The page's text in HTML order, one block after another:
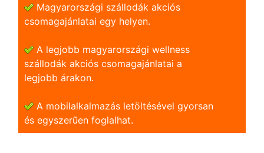
Magyarországi szállodák akciós
csomagajánlatai egy helyen.
A legjobb magyarországi wellness
szállodák akciós csomagajánlatai a
legjobb árakon.
A mobilalkalmazás letöltésével gyorsan
és egyszerũen foglalhat.